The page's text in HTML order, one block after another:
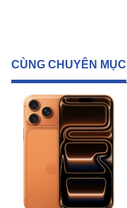
CÙNG CHUYÊN MỤC